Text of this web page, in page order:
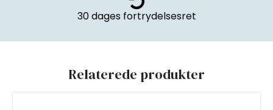
30 dages fortrydelsesret
Relaterede produkter